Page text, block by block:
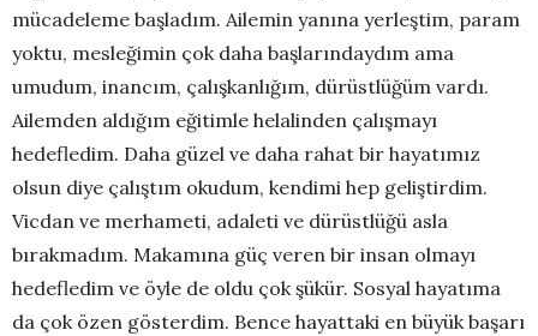
mücadeleme başladım. Ailemin yanına yerleştim, param
yoktu, mesleğimin çok daha başlarındaydım ama
umudum, inancım, çalışkanlığım, dürüstlüğüm vardı.
Ailemden aldığım eğitimle helalinden çalışmayı
hedefledim. Daha güzel ve daha rahat bir hayatımız
olsun diye çalıştım okudum, kendimi hep geliştirdim.
Vicdan ve merhameti, adaleti ve dürüstlüğü asla
bırakmadım. Makamına güç veren bir insan olmayı
hedefledim ve öyle de oldu çok şükür. Sosyal hayatıma
da çok özen gösterdim. Bence hayattaki en büyük başarı